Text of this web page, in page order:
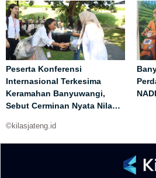
Peserta Konferensi
Internasional Terkesima
Keramahan Banyuwangi,
Sebut Cerminan Nyata Nila…
©kilasjateng.id